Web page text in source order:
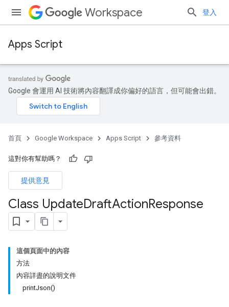
Workspace 登入
Apps Script
Google 會運用 AI 技術將內容翻譯成你偏好的語言，但可能會出錯。
首頁 Google Workspace Apps Script 參考資料
這對你有幫助嗎？
提供意見
Class UpdateDraftActionResponse
這個頁面中的內容
方法
內容詳盡的說明文件
printJson()